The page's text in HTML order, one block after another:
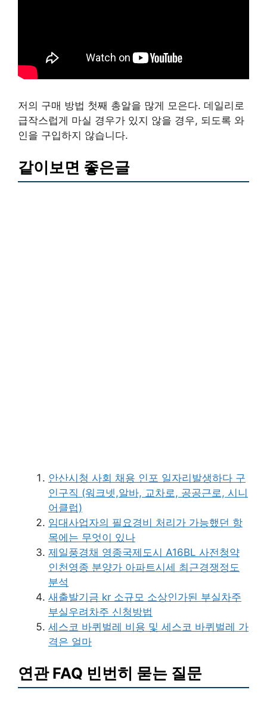
저의 구매 방법 첫째 총알을 많게 모은다. 데일리로
급작스럽게 마실 경우가 있지 않을 경우, 되도록 와
인을 구입하지 않습니다.
같이보면 좋은글
안산시청 사회 채용 인포 일자리발생하다 구
인구직 (워크넷,알바, 교차로, 공공근로, 시니
어클럽)
임대사업자의 필요경비 처리가 가능했던 항
목에는 무엇이 있나
제일풍경채 영종국제도시 A16BL 사전청약
인천영종 분양가 아파트시세 최근경쟁정도
분석
새출발기금 kr 소규모 소상인가된 부실차주
부실우려차주 신청방법
세스코 바퀴벌레 비용 및 세스코 바퀴벌레 가
격은 얼마
연관 FAQ 빈번히 묻는 질문